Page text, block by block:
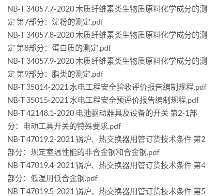
NB-T 34057.7-2020 木质纤维素类生物质原料化学成分的测
定 第7部分：淀粉的测定.pdf
NB-T 34057.8-2020 木质纤维素类生物质原料化学成分的测
定 第8部分：蛋白质的测定.pdf
NB-T 34057.9-2020 木质纤维素类生物质原料化学成分的测
定 第9部分：脂类的测定.pdf
NB-T 35014-2021 水电工程安全验收评价报告编制规程.pdf
NB-T 35015-2021 水电工程安全预评价报告编制规程.pdf
NB-T 42148.1-2020 电池驱动器具及设备的开关 第2-1部
分：电动工具开关的特殊要求.pdf
NB-T 47019.2-2021 锅炉、热交换器用管订货技术条件 第2
部分：规定室温性能的非合金钢和合金钢.pdf
NB-T 47019.4-2021 锅炉、热交换器用管订货技术条件 第4
部分：低温用低合金钢.pdf
NB-T 47019.5-2021 锅炉、热交换器用管订货技术条件 第5